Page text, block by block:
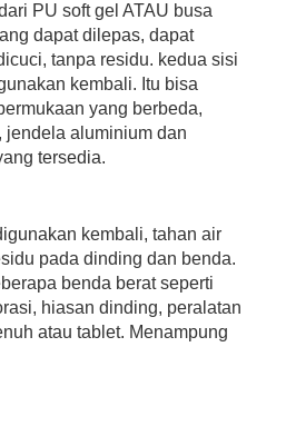
PU soft gel ATAU busa
dapat dilepas, dapat
tanpa residu. kedua sisi
kembali. Itu bisa
yang berbeda,
jendela aluminium dan
tersedia.
kembali, tahan air
pada dinding dan benda.
benda berat seperti
hiasan dinding, peralatan
atau tablet. Menampung